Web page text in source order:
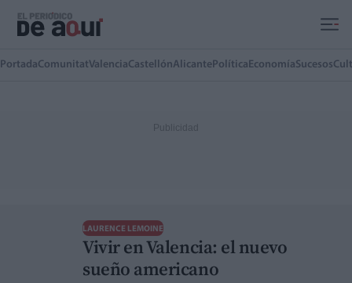
PortadaComunitatValenciaCastellónAlicante Política EconomíaSucesos
Vivir en Valencia: el nuevo
sueño americano
LAURENCE LEMOINE